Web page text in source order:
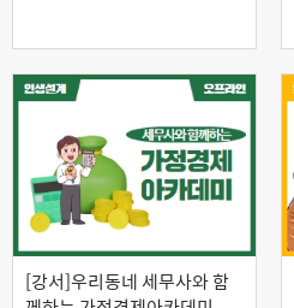
[강서]우리동네 세무사와 함